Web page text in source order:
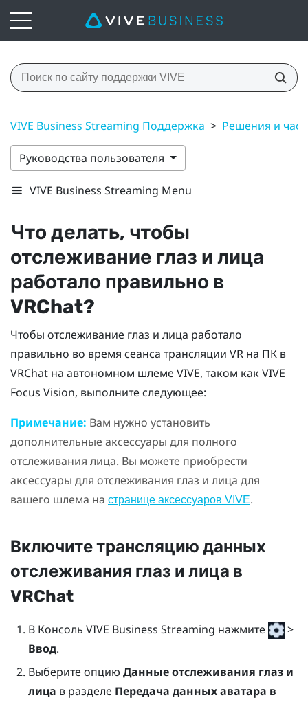
VIVE Business Streaming Поддержка > Решения и
Руководства пользователя
VIVE Business Streaming Menu
Что делать, чтобы
отслеживание глаз и лица
работало правильно в
VRChat?
Чтобы отслеживание глаз и лица работало
правильно во время сеанса трансляции VR на ПК в
VRChat на автономном шлеме VIVE, таком как VIVE
Focus Vision, выполните следующее:
Примечание: Вам нужно установить
дополнительные аксессуары для полного
отслеживания лица. Вы можете приобрести
аксессуары для отслеживания глаз и лица для
вашего шлема на странице аксессуаров VIVE.
Включите трансляцию данных
отслеживания глаз и лица в
VRChat
В Консоль VIVE Business Streaming нажмите
>
Ввод.
Выберите опцию Данные отслеживания глаз и
лица в разделе Передача данных аватара в